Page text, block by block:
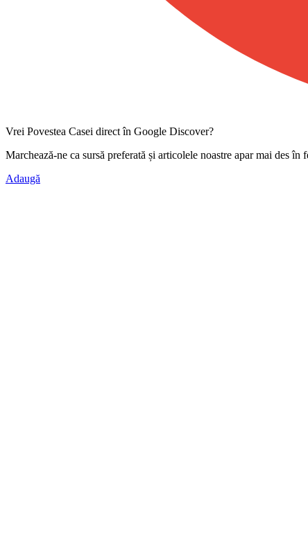
Vrei Povestea Casei direct în Google Discover?
Marchează-ne ca sursă preferată și articolele noastre apar mai des în
Adaugă